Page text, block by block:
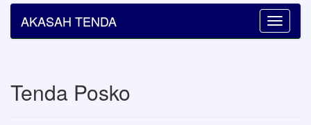
Toggle
AKASAH TENDA
Tenda Posko